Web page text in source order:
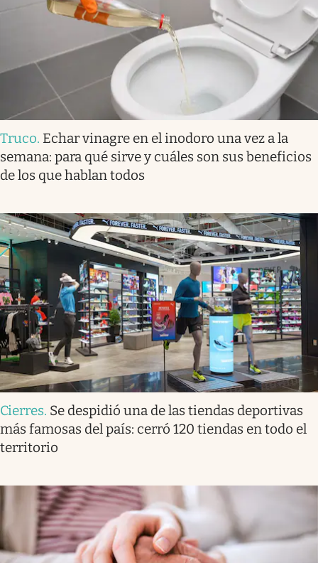
Truco. Echar vinagre en el inodoro una vez a la
semana: para qué sirve y cuáles son sus beneficios
de los que hablan todos
Cierres. Se despidió una de las tiendas deportivas
más famosas del país: cerró 120 tiendas en todo el
territorio